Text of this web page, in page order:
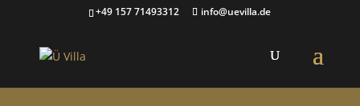
+49 157 71493312 info@uevilla.de